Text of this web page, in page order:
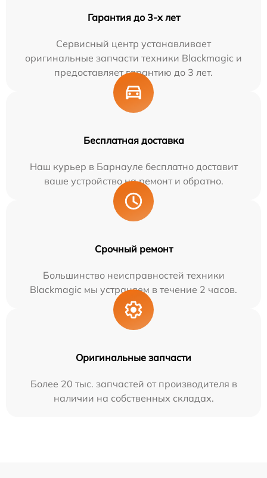
Гарантия до 3-х лет
Сервисный центр устанавливает
оригинальные запчасти техники Blackmagic и
предоставляет гарантию до 3 лет.
Бесплатная доставка
Наш курьер в Барнауле бесплатно доставит
ваше устройство на ремонт и обратно.
Срочный ремонт
Большинство неисправностей техники
Blackmagic мы устраняем в течение 2 часов.
Оригинальные запчасти
Более 20 тыс. запчастей от производителя в
наличии на собственных складах.